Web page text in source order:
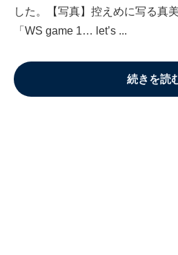
した。【写真】控えめに写る真
「WS game 1… let’s ...
続きを読